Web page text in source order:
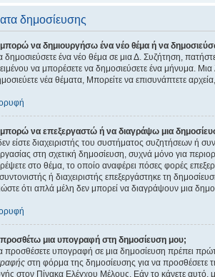
δημοσίευσης
να δημιουργήσω ένα νέο θέμα ή να
δημοσιεύσετε ένα νέο θέμα σε μια Δ. Συζήτηση,
να μπορέσετε να δημοσιεύσετε ένα μήνυμα.
νέα θέματα, Μπορείτε να επισυνάπτετε
να επεξεργαστώ ή να διαγράψω μια
είστε διαχειριστής του συστήματος συζητήσεων ή
στη σχετική δημοσίευση, συχνά μόνο για
στο θέμα, το οποίο αναφέρει πόσες φορές
ή διαχειριστής επεξεργάστηκε τη
ότι απλά μέλη δεν μπορεί να διαγράψουν μια
μια υπογραφή στη δημοσίευση μου;
προσθέσετε υπογραφή σε μια δημοσίευση πρέπει
στη φόρμα της δημοσίευσης για να προσθέσετε
στον Πίνακα Ελέγχου Μέλους. Εάν το κάνετε αυτό,